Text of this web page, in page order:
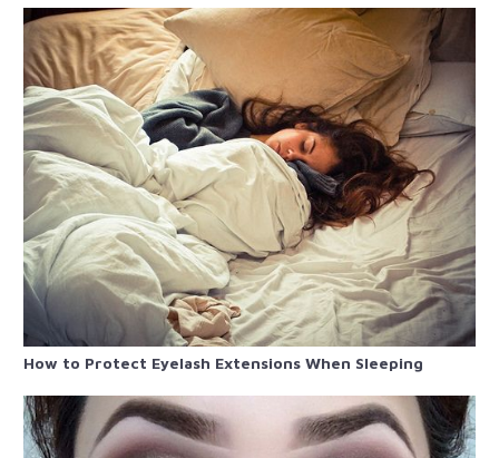
How to Protect Eyelash Extensions When Sleeping